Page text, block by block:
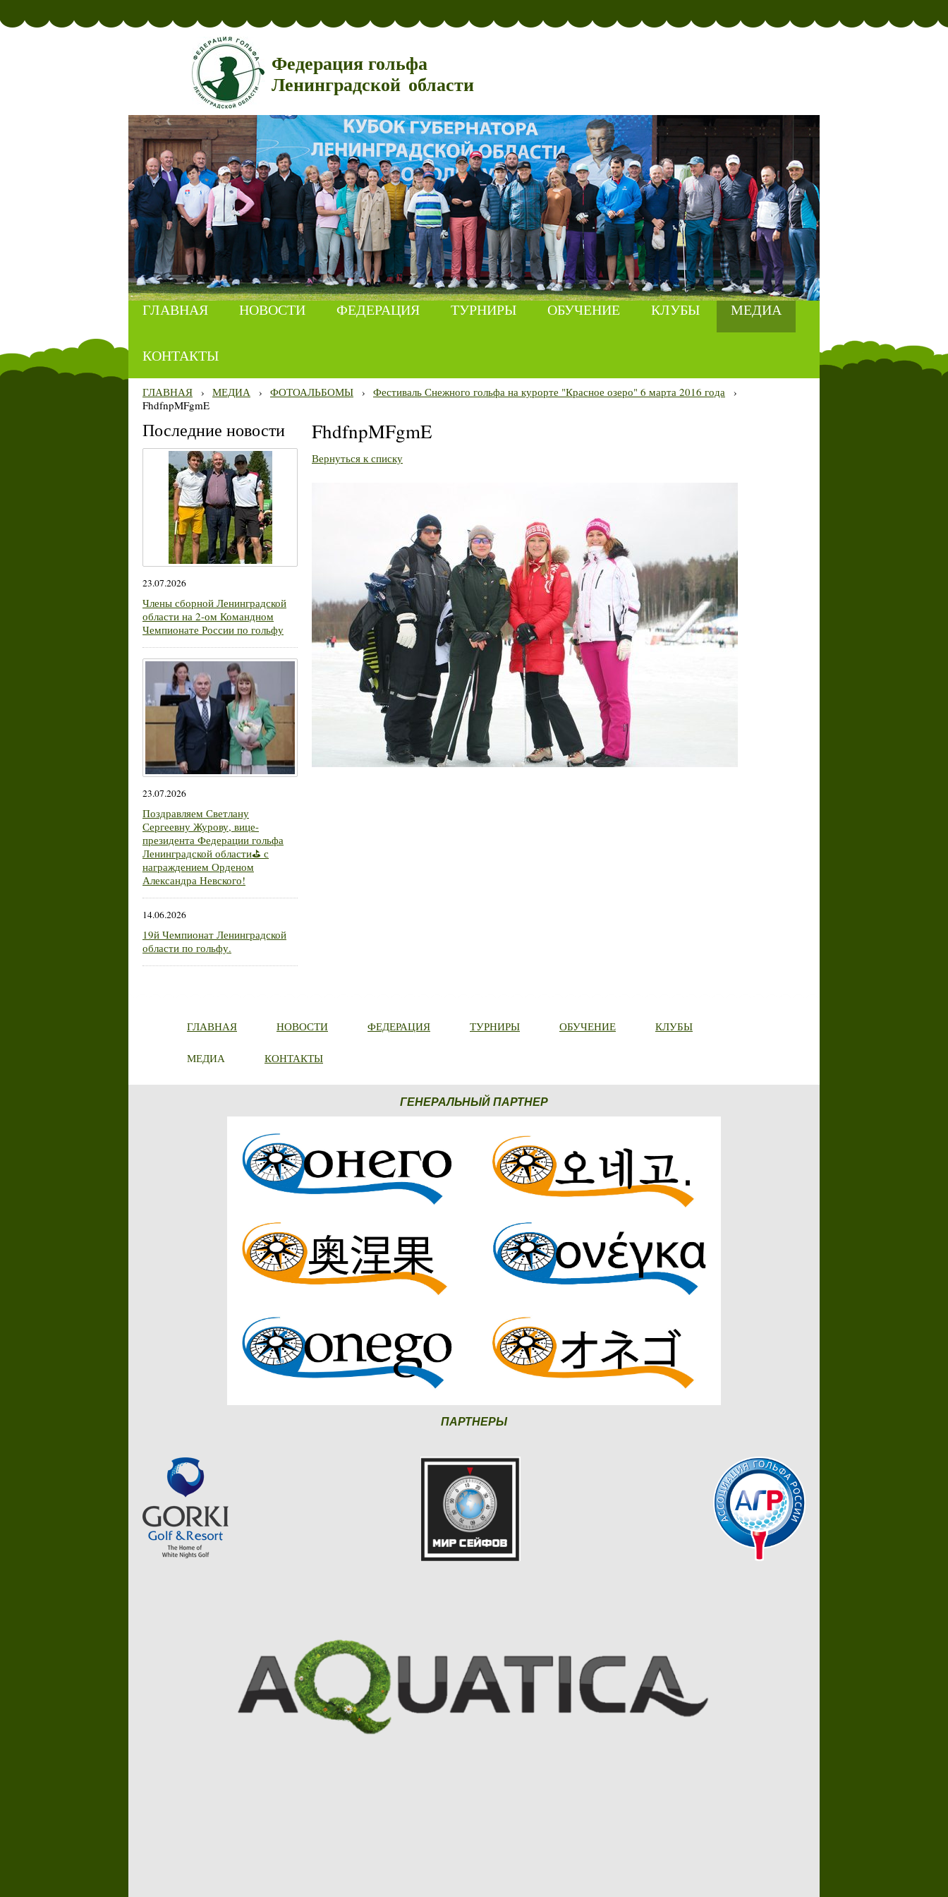
Федерация гольфа
Ленинградской области
ГЛАВНАЯ НОВОСТИ ФЕДЕРАЦИЯ ТУРНИРЫ ОБУЧЕНИЕ КЛУБЫ МЕДИА
КОНТАКТЫ
ГЛАВНАЯ › МЕДИА › ФОТОАЛЬБОМЫ › Фестиваль Снежного гольфа на курорте "Красное озеро" 6 марта 2016 года ›
FhdfnpMFgmE
Последние новости
23.07.2026
Члены сборной Ленинградской
области на 2-ом Командном
Чемпионате России по гольфу
23.07.2026
Поздравляем Светлану
Сергеевну Журову, вице-
президента Федерации гольфа
Ленинградской области⛳ с
награждением Орденом
Александра Невского!
14.06.2026
19й Чемпионат Ленинградской
области по гольфу.
FhdfnpMFgmE
Вернуться к списку
ГЛАВНАЯ НОВОСТИ ФЕДЕРАЦИЯ ТУРНИРЫ ОБУЧЕНИЕ КЛУБЫ
МЕДИА КОНТАКТЫ
ГЕНЕРАЛЬНЫЙ ПАРТНЕР
ПАРТНЕРЫ